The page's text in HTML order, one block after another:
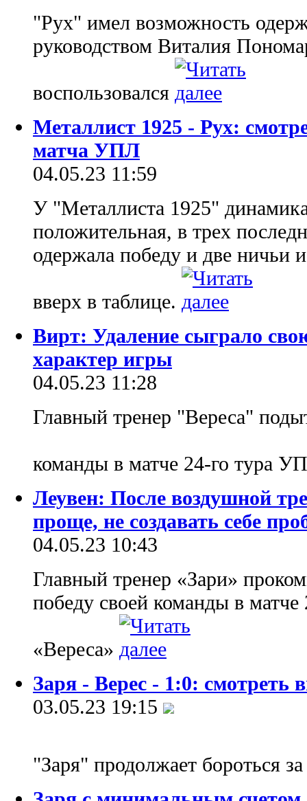
"Рух" имел возможность
руководством Виталия
воспользовался
Металлист 1925 - Рух:
матча УПЛ
04.05.23 11:59
У "Металлиста 1925"
положительная, в трех
одержала победу и две ничьи
вверх в таблице.
Вирт: Удаление сыграло
характер игры
04.05.23 11:28
Главный тренер "Вереса"
команды в матче 24-го тура
Леувен: После воздушной
проще, не создавать себе
04.05.23 10:43
Главный тренер «Зари»
победу своей команды в
«Вереса»
Заря - Верес - 1:0: смотреть
03.05.23 19:15
"Заря" продолжает бороться